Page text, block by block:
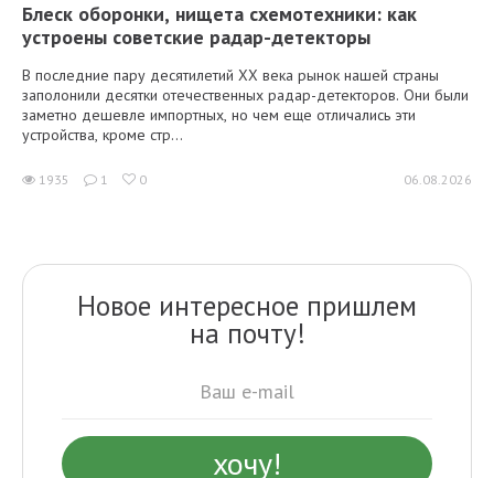
Блеск оборонки, нищета схемотехники: как
устроены советские радар-детекторы
В последние пару десятилетий XX века рынок нашей страны
заполонили десятки отечественных радар-детекторов. Они были
заметно дешевле импортных, но чем еще отличались эти
устройства, кроме стр...
1935 1 0 06.08.2026
Новое интересное пришлем
на почту!